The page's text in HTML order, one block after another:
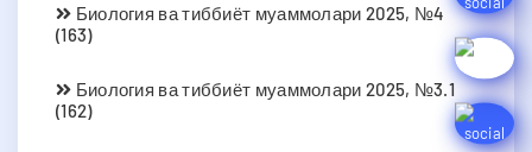
Биология ва тиббиёт муаммолари 2025, №4
(163)
Биология ва тиббиёт муаммолари 2025, №3.1
(162)